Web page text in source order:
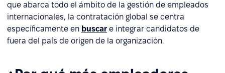
que abarca todo el ámbito de la gestión de empleados
internacionales, la contratación global se centra
específicamente en buscar e integrar candidatos de
fuera del país de origen de la organización.